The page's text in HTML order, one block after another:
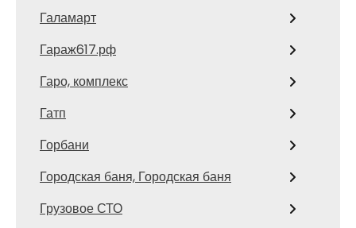
Галамарт
Гараж617.рф
Гаро, комплекс
Гатп
Горбани
Городская баня, Городская баня
Грузовое СТО